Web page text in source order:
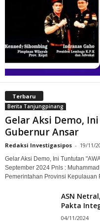
Terbaru
Berita Tanjungpinang
Gelar Aksi Demo,
Gubernur Ansar
Redaksi Investigasipos - 19/11/
Gelar Aksi Demo, Ini Tuntutan
September 2024 Pnls :
Pemerintahan Provinsi Kepulauan
ASN
Pakta
04/11/2024